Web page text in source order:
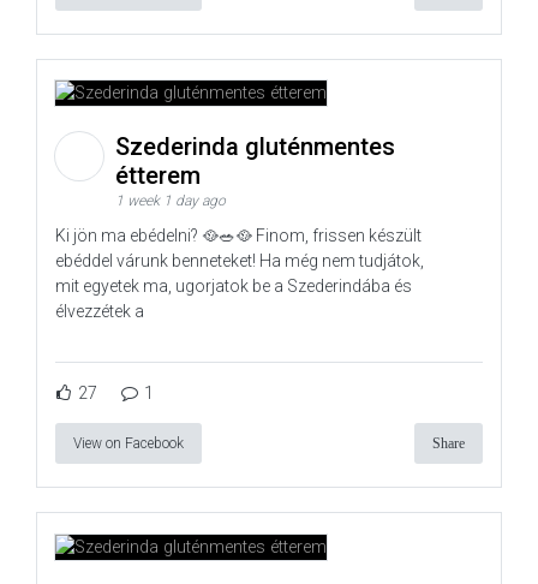
Szederinda gluténmentes
étterem
1 week 1 day ago
Ki jön ma ebédelni? 🥘🥗🥘 Finom, frissen készült
ebéddel várunk benneteket! Ha még nem tudjátok,
mit egyetek ma, ugorjatok be a Szederindába és
élvezzétek a
27 1
View on Facebook Share